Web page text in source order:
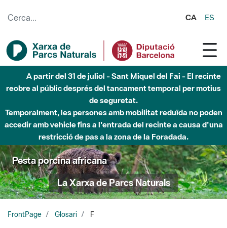
CA ES
A partir del 31 de juliol - Sant Miquel del Fai - El recinte
reobre al públic després del tancament temporal per motius
de seguretat.
Temporalment, les persones amb mobilitat reduïda no poden
accedir amb vehicle fins a l'entrada del recinte a causa d'una
restricció de pas a la zona de la Foradada.
Pesta porcina africana
La Xarxa de Parcs Naturals
FrontPage Glosari F